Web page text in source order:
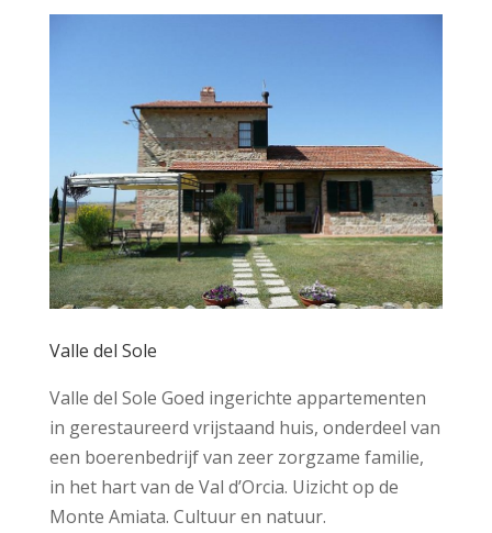
Valle del Sole
Valle del Sole Goed ingerichte appartementen
in gerestaureerd vrijstaand huis, onderdeel van
een boerenbedrijf van zeer zorgzame familie,
in het hart van de Val d’Orcia. Uizicht op de
Monte Amiata. Cultuur en natuur.